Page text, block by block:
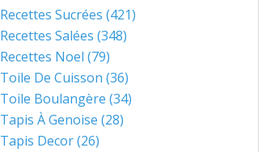
Recettes Sucrées (421)
Recettes Salées (348)
Recettes Noel (79)
Toile De Cuisson (36)
Toile Boulangère (34)
Tapis À Genoise (28)
Tapis Decor(26)